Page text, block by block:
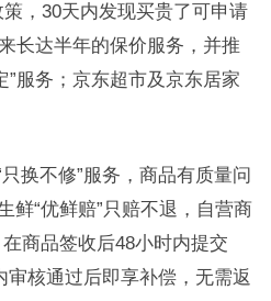
，30天内发现买贵了可申请
长达半年的保价服务，并推
”服务；京东超市及京东居家
换不修”服务，商品有质量问
鲜“优鲜赔”只赔不退，自营商
商品签收后48小时内提交
审核通过后即享补偿，无需返